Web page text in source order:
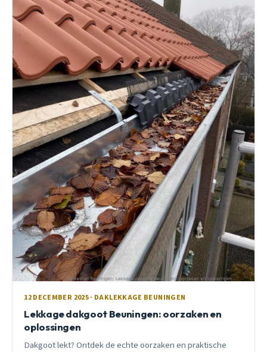
12 DECEMBER 2025 · DAKLEKKAGE BEUNINGEN
Lekkage dakgoot Beuningen: oorzaken en
oplossingen
Dakgoot lekt? Ontdek de echte oorzaken en praktische